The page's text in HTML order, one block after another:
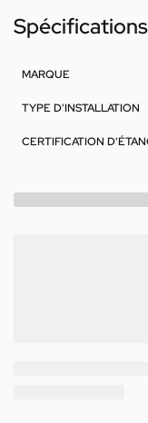
Spécifications
MARQUE
TYPE D'INSTALLATION
CERTIFICATION